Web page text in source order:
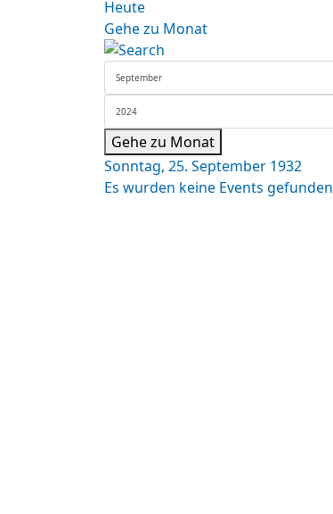
Heute
Gehe zu Monat
Gehe zu Monat
Sonntag, 25. September 1932
Es wurden keine Events gefunden